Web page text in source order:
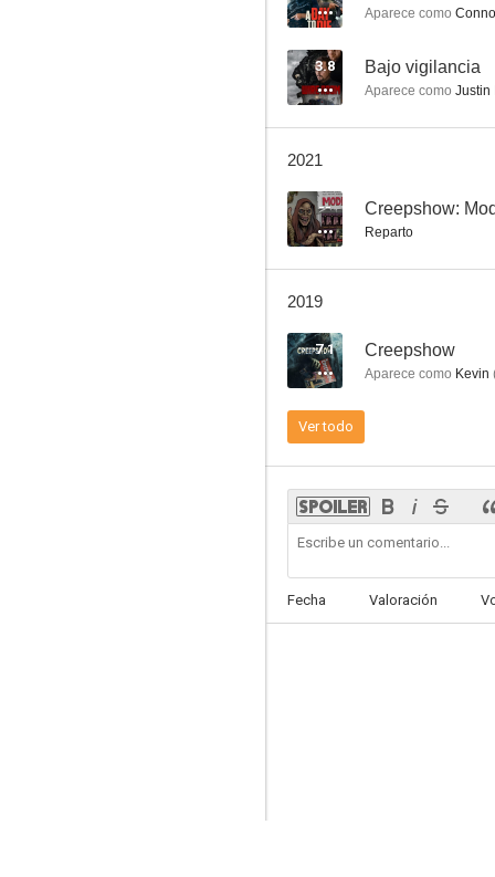
7.6
Dirt
6.5
Aparece como
3.8 Bajo vigilancia
Aparece como Justin
2021
-- Creepshow:
Reparto
2019
7.1 Creepshow
Aparece como Kevin
Ver todo
Fecha Valoración